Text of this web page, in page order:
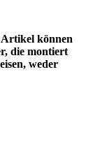
Artikel können
die montiert
weder